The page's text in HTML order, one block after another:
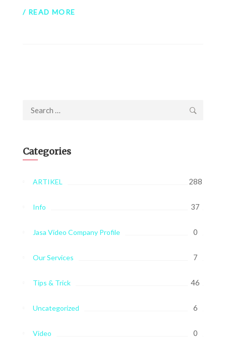
/ READ MORE
Search
Categories
ARTIKEL 288
Info 37
Jasa Video Company Profile 0
Our Services 7
Tips & Trick 46
Uncategorized 6
Video 0